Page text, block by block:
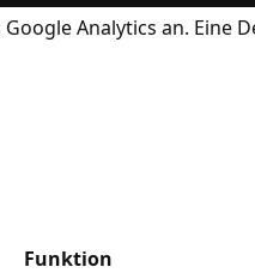
Analytics an. Eine
Funktion